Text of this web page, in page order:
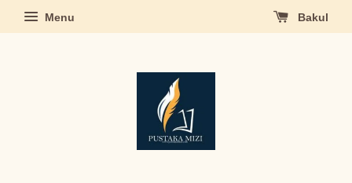
Menu Bakul